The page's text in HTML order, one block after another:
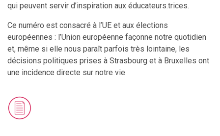
qui peuvent servir d’inspiration aux éducateurs.trices.
Ce numéro est consacré à l’UE et aux élections
européennes : l’Union européenne façonne notre quotidien
et, même si elle nous paraît parfois très lointaine, les
décisions politiques prises à Strasbourg et à Bruxelles ont
une incidence directe sur notre vie